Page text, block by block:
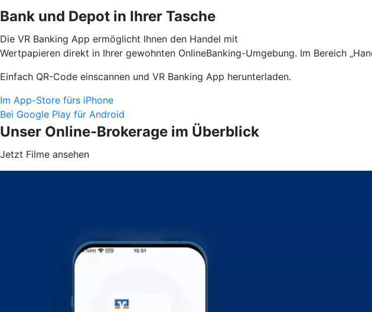
Bank und Depot in Ihrer Tasche
Die VR Banking App ermöglicht Ihnen den Handel mit
Wertpapieren direkt in Ihrer gewohnten OnlineBanking-Umgebung. Im Bereich
Einfach QR-Code einscannen und VR Banking App herunterladen.
Im App-Store fürs iPhone
Bei Google Play für Android
Unser Online-Brokerage im Überblick
Jetzt Filme ansehen